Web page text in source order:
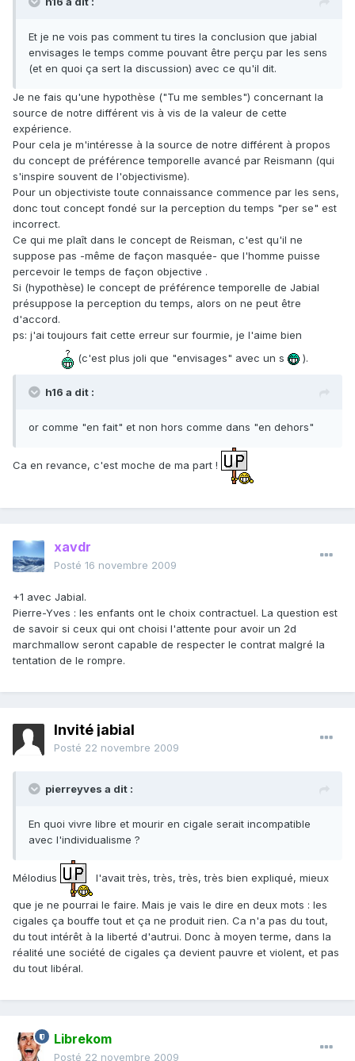
Et je ne vois pas comment tu tires la conclusion que jabial
envisages le temps comme pouvant être perçu par les sens
(et en quoi ça sert la discussion) avec ce qu'il dit.
Je ne fais qu'une hypothèse ("Tu me sembles") concernant la
source de notre différent vis à vis de la valeur de cette
expérience.
Pour cela je m'intéresse à la source de notre différent à propos
du concept de préférence temporelle avancé par Reismann (qui
s'inspire souvent de l'objectivisme).
Pour un objectiviste toute connaissance commence par les sens,
donc tout concept fondé sur la perception du temps "per se" est
incorrect.
Ce qui me plaît dans le concept de Reisman, c'est qu'il ne
suppose pas -même de façon masquée- que l'homme puisse
percevoir le temps de façon objective .
Si (hypothèse) le concept de préférence temporelle de Jabial
présuppose la perception du temps, alors on ne peut être
d'accord.
ps: j'ai toujours fait cette erreur sur fourmie, je l'aime bien
(c'est plus joli que "envisages" avec un s
).
h16 a dit :
or comme "en fait" et non hors comme dans "en dehors"
Ca en revance, c'est moche de ma part !
xavdr
Posté 16 novembre 2009
+1 avec Jabial.
Pierre-Yves : les enfants ont le choix contractuel. La question est
de savoir si ceux qui ont choisi l'attente pour avoir un 2d
marchmallow seront capable de respecter le contrat malgré la
tentation de le rompre.
Invité jabial
Posté 22 novembre 2009
pierreyves a dit :
En quoi vivre libre et mourir en cigale serait incompatible
avec l'individualisme ?
Mélodius l'avait très, très, très, très bien expliqué, mieux
que je ne pourrai le faire. Mais je vais le dire en deux mots : les
cigales ça bouffe tout et ça ne produit rien. Ca n'a pas du tout,
du tout intérêt à la liberté d'autrui. Donc à moyen terme, dans la
réalité une société de cigales ça devient pauvre et violent, et pas
du tout libéral.
Librekom
Posté 22 novembre 2009